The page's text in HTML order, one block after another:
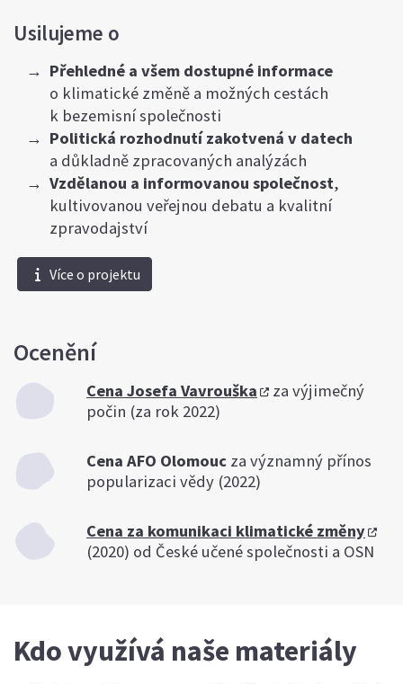
Usilujeme o
Přehledné a všem dostupné informace
o klimatické změně a možných cestách
k bezemisní společnosti
Politická rozhodnutí zakotvená v datech
a důkladně zpracovaných analýzách
Vzdělanou a informovanou společnost,
kultivovanou veřejnou debatu a kvalitní
zpravodajství
Více o projektu
Ocenění
Cena Josefa Vavrouška
za výjimečný
počin (za rok 2022)
Cena AFO Olomouc za významný přínos
popularizaci vědy (2022)
Cena za komunikaci klimatické změny
(2020) od České učené společnosti a OSN
Kdo využívá naše materiály